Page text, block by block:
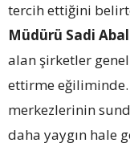
tercih ettiğini
Müdürü Sadi
alan şirketler
ettirme
merkezlerinin
daha yaygın hale